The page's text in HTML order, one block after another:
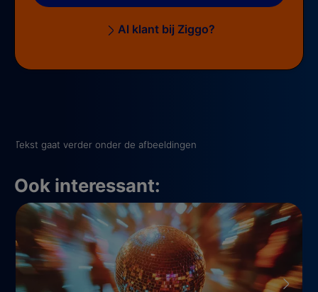
Al klant bij Ziggo?
Tekst gaat verder onder de afbeeldingen
Ook interessant: